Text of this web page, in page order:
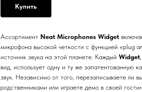
Купить
Ассортимент Neat Microphones Widget
микрофона высокой четкости с функцией «plug
источник звука на этой планете. Каждый Widget
вид, использует одну и ту же запатентованную
звук. Независимо от того, перезаписываете ли
родственниками или играете демо в своей